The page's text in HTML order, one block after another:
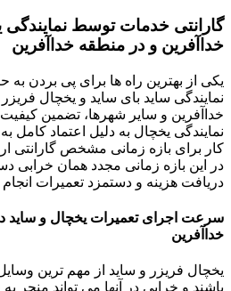
گارانتی خدمات توسط نمایندگی
خداآفرین و در منطقه خداآفرین
یکی از بهترین راه ها برای پی بردن به
نمایندگی ساید بای ساید و یخچال
خداآفرین و سایر شهرها، تضمین
نمایندگی یخچال به دلیل اعتماد کامل
کار برای بازه زمانی مشخص گارانتی
در این بازه زمانی مجدد همان خرابی
دریافت هزینه و دستمزد تعمیرات
سرعت اجرای تعمیرات یخچال و ساید
خداآفرین
یخچال فریزر و ساید از مهم ترین
باشند و خرابی در آنها می تواند منجر